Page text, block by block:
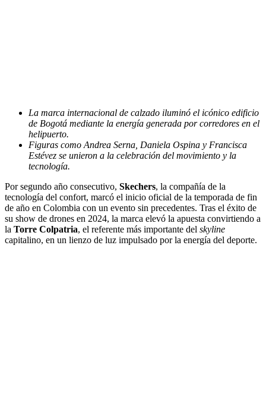
La marca internacional de calzado iluminó el icónico edificio
de Bogotá mediante la energía generada por corredores en el
helipuerto.
Figuras como Andrea Serna, Daniela Ospina y Francisca
Estévez se unieron a la celebración del movimiento y la
tecnología.
Por segundo año consecutivo, Skechers, la compañía de la
tecnología del confort, marcó el inicio oficial de la temporada de fin
de año en Colombia con un evento sin precedentes. Tras el éxito de
su show de drones en 2024, la marca elevó la apuesta convirtiendo a
la Torre Colpatria, el referente más importante del skyline
capitalino, en un lienzo de luz impulsado por la energía del deporte.